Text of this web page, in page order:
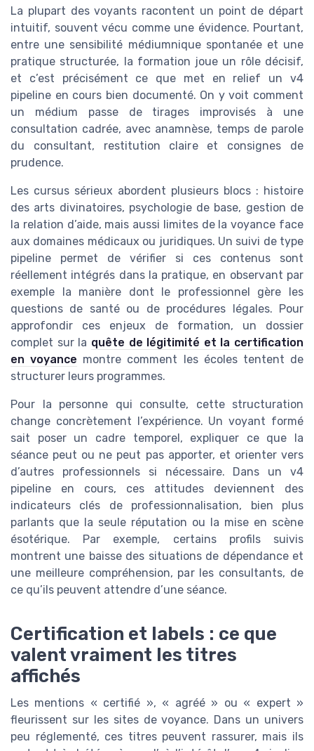
La plupart des voyants racontent un point de départ
intuitif, souvent vécu comme une évidence. Pourtant,
entre une sensibilité médiumnique spontanée et une
pratique structurée, la formation joue un rôle décisif,
et c’est précisément ce que met en relief un v4
pipeline en cours bien documenté. On y voit comment
un médium passe de tirages improvisés à une
consultation cadrée, avec anamnèse, temps de parole
du consultant, restitution claire et consignes de
prudence.
Les cursus sérieux abordent plusieurs blocs : histoire
des arts divinatoires, psychologie de base, gestion de
la relation d’aide, mais aussi limites de la voyance face
aux domaines médicaux ou juridiques. Un suivi de type
pipeline permet de vérifier si ces contenus sont
réellement intégrés dans la pratique, en observant par
exemple la manière dont le professionnel gère les
questions de santé ou de procédures légales. Pour
approfondir ces enjeux de formation, un dossier
complet sur la quête de légitimité et la certification
en voyance montre comment les écoles tentent de
structurer leurs programmes.
Pour la personne qui consulte, cette structuration
change concrètement l’expérience. Un voyant formé
sait poser un cadre temporel, expliquer ce que la
séance peut ou ne peut pas apporter, et orienter vers
d’autres professionnels si nécessaire. Dans un v4
pipeline en cours, ces attitudes deviennent des
indicateurs clés de professionnalisation, bien plus
parlants que la seule réputation ou la mise en scène
ésotérique. Par exemple, certains profils suivis
montrent une baisse des situations de dépendance et
une meilleure compréhension, par les consultants, de
ce qu’ils peuvent attendre d’une séance.
Certification et labels : ce que
valent vraiment les titres
affichés
Les mentions « certifié », « agréé » ou « expert »
fleurissent sur les sites de voyance. Dans un univers
peu réglementé, ces titres peuvent rassurer, mais ils